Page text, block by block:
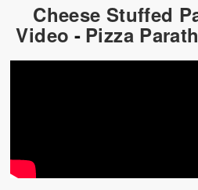
Cheese Stuffed
Video - Pizza